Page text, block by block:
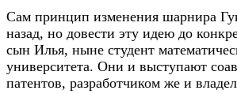
Сам принцип изменения шарнира
назад, но довести эту идею до
сын Илья, ныне студент
университета. Они и выступают
патентов, разработчиком же и